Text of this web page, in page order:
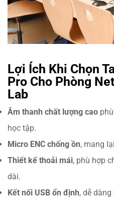
Lợi Ích Khi Chọn
Pro Cho Phòng
Lab
Âm thanh chất lượng cao
học tập.
Micro ENC chống ồn, mang
Thiết kế thoải mái, phù hợp
dài.
Kết nối USB ổn định, dễ